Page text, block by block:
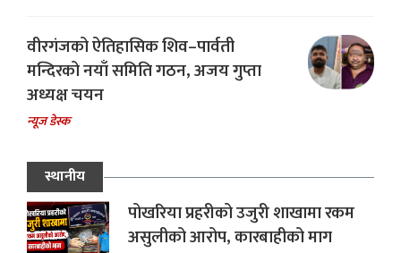
वीरगंजको ऐतिहासिक शिव–पार्वती
मन्दिरको नयाँ समिति गठन, अजय गुप्ता
अध्यक्ष चयन
न्यूज डेस्क
स्थानीय
पोखरिया प्रहरीको उजुरी शाखामा रकम
असुलीको आरोप, कारबाहीको माग